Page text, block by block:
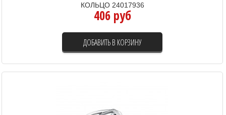
КОЛЬЦО 24017936
406 руб
ДОБАВИТЬ В КОРЗИНУ